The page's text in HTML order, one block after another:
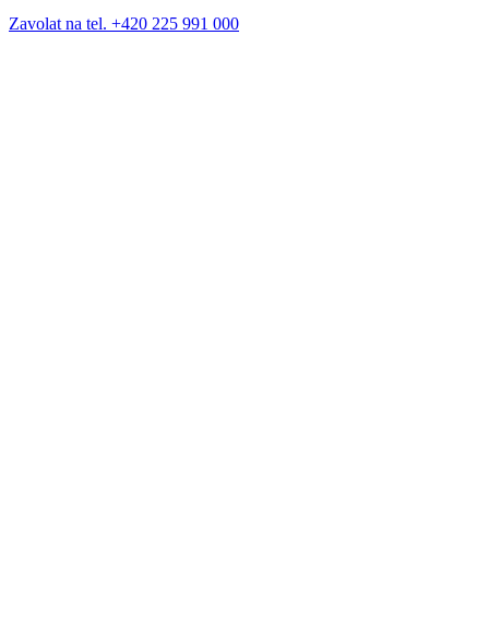
Zavolat na tel. +420 225 991 000